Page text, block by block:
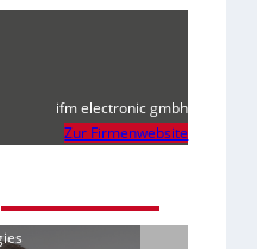
ifm electronic gmbh
Zur Firmenwebsite